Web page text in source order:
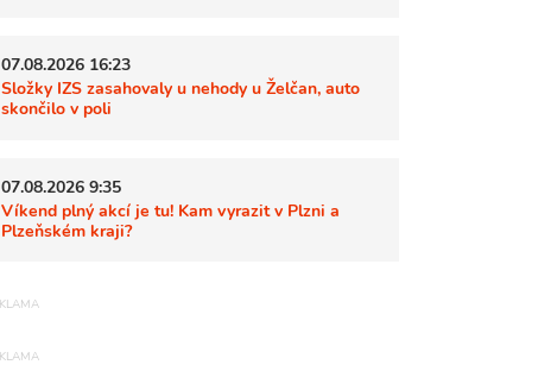
07.08.2026 16:23
Složky IZS zasahovaly u nehody u Želčan, auto
skončilo v poli
07.08.2026 9:35
Víkend plný akcí je tu! Kam vyrazit v Plzni a
Plzeňském kraji?